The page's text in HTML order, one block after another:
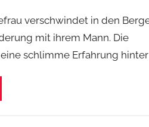
verschwindet in den
mit ihrem Mann. Die
schlimme Erfahrung hinter